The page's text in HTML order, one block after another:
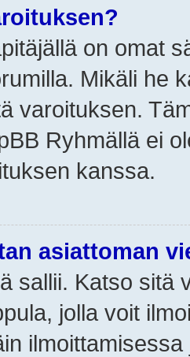
on omat
Mikäli he
varoituksen.
Ryhmällä ei
kanssa.
asiattoman
sallii. Katso sitä
jolla voit